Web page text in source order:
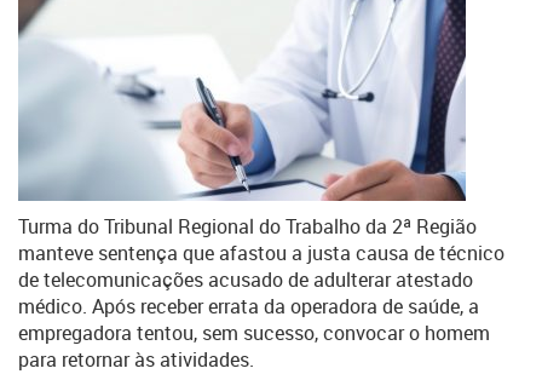
Turma do Tribunal Regional do Trabalho da 2ª Região
manteve sentença que afastou a justa causa de técnico
de telecomunicações acusado de adulterar atestado
médico. Após receber errata da operadora de saúde, a
empregadora tentou, sem sucesso, convocar o homem
para retornar às atividades.